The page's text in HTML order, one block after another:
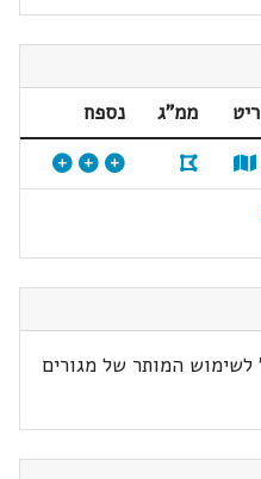
ממ"ג
נספח
המותר של מגורים